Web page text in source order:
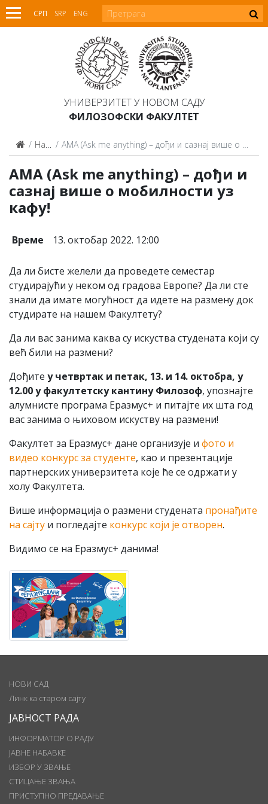
СРП SRP ENG
УНИВЕРЗИТЕТ У НОВОМ САДУ
ФИЛОЗОФСКИ ФАКУЛТЕТ
Најаве AMA (Ask me anything) – дођи и сазнај више о мобилности уз кафу!
AMA (Ask me anything) – дођи и
сазнај више о мобилности уз
кафу!
Време 13. октобар 2022. 12:00
Да ли бисте желели да проведете семестар
студирајући у неком од градова Европе? Да ли сте
знали да имате могућност да идете на размену док
студирате на нашем Факултету?
Да ли вас занима каква су искуства студената који су
већ били на размени?
Дођите у четвртак и петак, 13. и 14. октобра, у
12.00 у факултетску кантину Филозоф, упознајте
алумнисте програма Еразмус+ и питајте их шта год
вас занима о њиховом искуству на размени!
Факултет за Еразмус+ дане организује и фото и
видео конкурс за студенте, као и презентације
партнерских универзитета које ће се одржати у
холу Факултета.
Више информација о размени студената пронађите
на сајту и погледајте конкурс који је отворен.
Видимо се на Еразмус+ данима!
НОВИ САД
Линк ка старом сајту
ЈАВНОСТ РАДА
ИНФОРМАТОР О РАДУ
ЈАВНЕ НАБАВКЕ
ИЗБОР У ЗВАЊЕ
СТИЦАЊЕ ЗВАЊА
ПРИСТУПНО ПРЕДАВАЊЕ